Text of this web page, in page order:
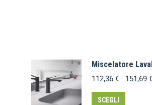
Miscelatore
112,36 € - 151,69
SCEGLI